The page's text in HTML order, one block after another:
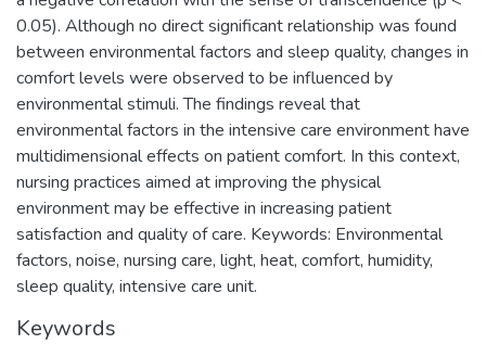
0.05). Although no direct significant relationship was found
between environmental factors and sleep quality, changes in
comfort levels were observed to be influenced by
environmental stimuli. The findings reveal that
environmental factors in the intensive care environment have
multidimensional effects on patient comfort. In this context,
nursing practices aimed at improving the physical
environment may be effective in increasing patient
satisfaction and quality of care. Keywords: Environmental
factors, noise, nursing care, light, heat, comfort, humidity,
sleep quality, intensive care unit.
Keywords